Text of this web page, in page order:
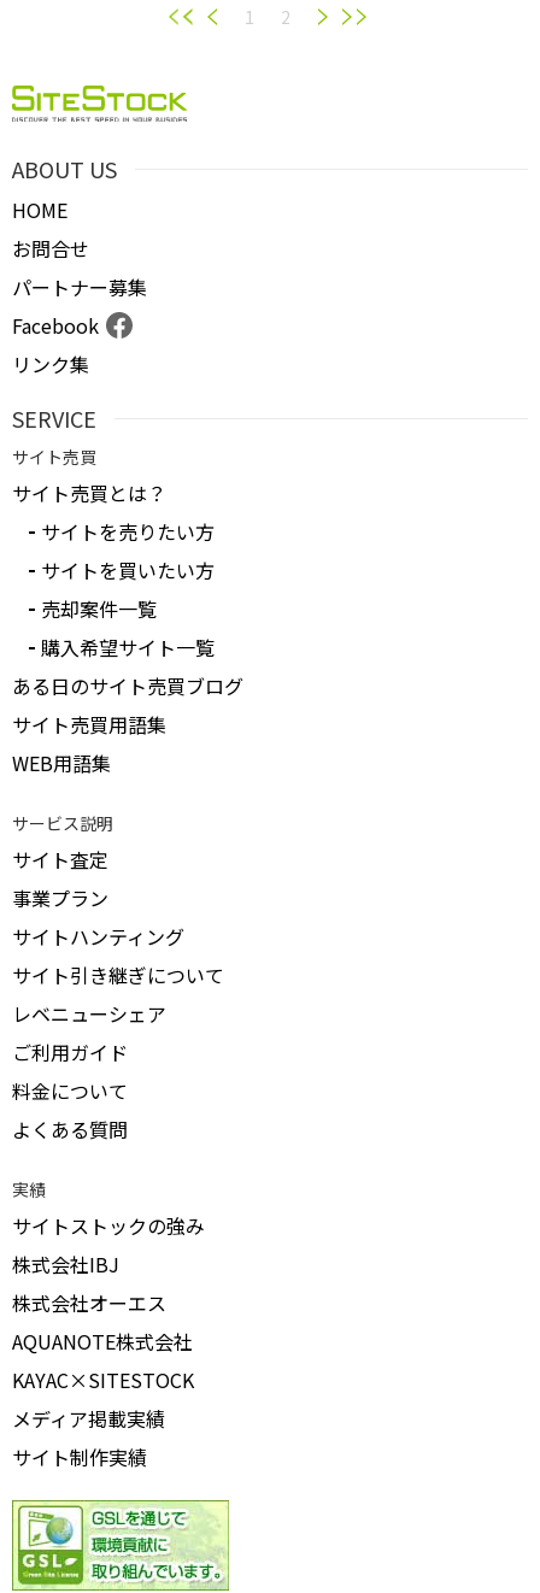
1 2
ABOUT US
HOME
お問合せ
パートナー募集
Facebook
リンク集
SERVICE
サイト売買
サイト売買とは？
サイトを売りたい方
サイトを買いたい方
売却案件一覧
購入希望サイト一覧
ある日のサイト売買ブログ
サイト売買用語集
WEB用語集
サービス説明
サイト査定
事業プラン
サイトハンティング
サイト引き継ぎについて
レベニューシェア
ご利用ガイド
料金について
よくある質問
実績
サイトストックの強み
株式会社IBJ
株式会社オーエス
AQUANOTE株式会社
KAYAC×SITESTOCK
メディア掲載実績
サイト制作実績